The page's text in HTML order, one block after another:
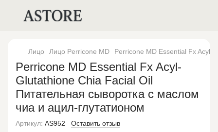
Лицо Лицо Perricone MD Perricone MD Essential Fx Acyl-
Perricone MD Essential Fx Acyl-
Glutathione Chia Facial Oil
Питательная сыворотка с маслом
чиа и ацил-глутатионом
Артикул: AS952 Оставить отзыв